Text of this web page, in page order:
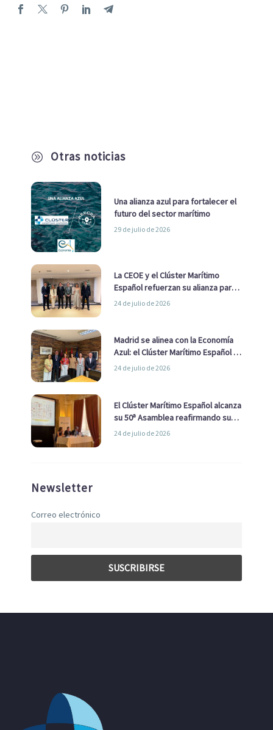
A Otras noticias
Una alianza azul para fortalecer el
futuro del sector marítimo
29 de julio de 2026
La CEOE y el Clúster Marítimo
Español refuerzan su alianza para
impulsar una estrategia Nacional
24 de julio de 2026
Madrid se alinea con la Economía
Azul: el Clúster Marítimo Español y
la Real Liga Naval avanzan alianzas
24 de julio de 2026
El Clúster Marítimo Español alcanza
su 50ª Asamblea reafirmando su
liderazgo en la Economía Azul
24 de julio de 2026
Newsletter
Correo electrónico